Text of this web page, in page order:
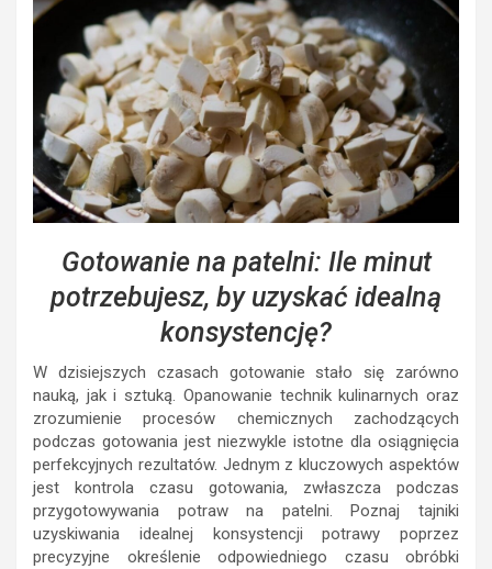
Gotowanie na patelni: Ile minut
potrzebujesz, by uzyskać idealną
konsystencję?
W dzisiejszych czasach gotowanie stało się zarówno
nauką, jak i sztuką. Opanowanie technik kulinarnych oraz
zrozumienie procesów chemicznych zachodzących
podczas gotowania jest niezwykle istotne dla osiągnięcia
perfekcyjnych rezultatów. Jednym z kluczowych aspektów
jest kontrola czasu gotowania, zwłaszcza podczas
przygotowywania potraw na patelni. Poznaj tajniki
uzyskiwania idealnej konsystencji potrawy poprzez
precyzyjne określenie odpowiedniego czasu obróbki